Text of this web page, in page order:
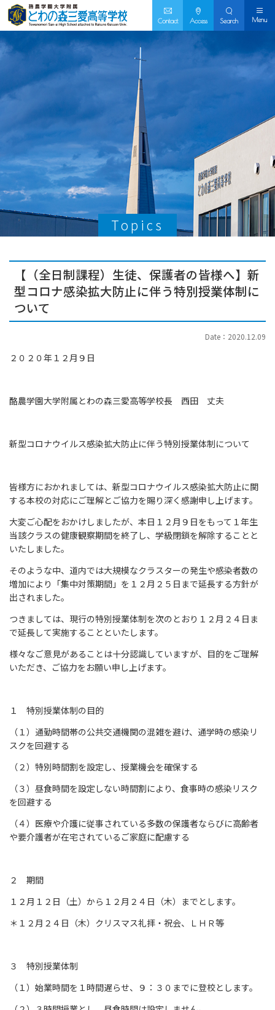
Contact Access Search Menu
Topics
【（全日制課程）生徒、保護者の皆様へ】新
型コロナ感染拡大防止に伴う特別授業体制に
ついて
Date：2020.12.09
２０２０年１２月９日
酪農学園大学附属とわの森三愛高等学校長 西田 丈夫
新型コロナウイルス感染拡大防止に伴う特別授業体制について
皆様方におかれましては、新型コロナウイルス感染拡大防止に関
する本校の対応にご理解とご協力を賜り深く感謝申し上げます。
大変ご心配をおかけしましたが、本日１２月９日をもって１年生
当該クラスの健康観察期間を終了し、学級閉鎖を解除することと
いたしました。
そのような中、道内では大規模なクラスターの発生や感染者数の
増加により「集中対策期間」を１２月２５日まで延長する方針が
出されました。
つきましては、現行の特別授業体制を次のとおり１２月２４日ま
で延長して実施することといたします。
様々なご意見があることは十分認識していますが、目的をご理解
いただき、ご協力をお願い申し上げます。
１ 特別授業体制の目的
（１）通勤時間帯の公共交通機関の混雑を避け、通学時の感染リ
スクを回避する
（２）特別時間割を設定し、授業機会を確保する
（３）昼食時間を設定しない時間割により、食事時の感染リスク
を回避する
（４）医療や介護に従事されている多数の保護者ならびに高齢者
や要介護者が在宅されているご家庭に配慮する
２ 期間
１２月１２日（土）から１２月２４日（木）までとします。
＊１２月２４日（木）クリスマス礼拝・祝会、ＬＨＲ等
３ 特別授業体制
（１）始業時間を１時間遅らせ、９：３０までに登校とします。